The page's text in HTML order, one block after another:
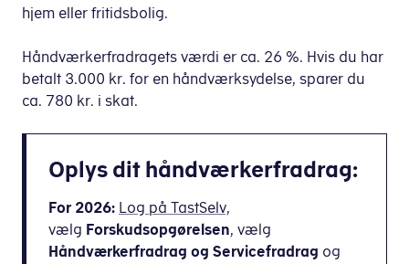
hjem eller fritidsbolig.
Håndværkerfradragets værdi er ca. 26 %. Hvis du har
betalt 3.000 kr. for en håndværksydelse, sparer du
ca. 780 kr. i skat.
Oplys dit håndværkerfradrag:
For 2026: Log på TastSelv,
vælg Forskudsopgørelsen, vælg
Håndværkerfradrag og Servicefradrag og